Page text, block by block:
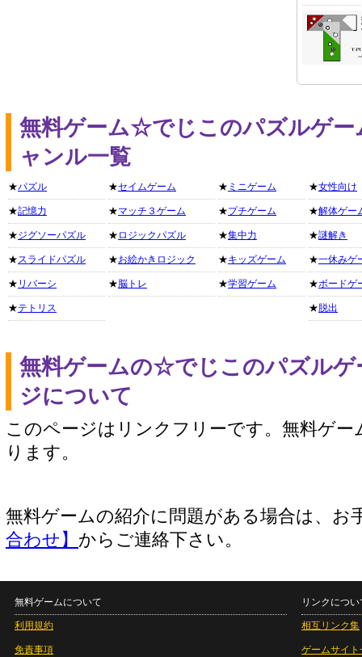
無料ゲーム☆でじこのパズルゲ
ャンル一覧
★パズル
★記憶力
★ジグソーパズル
★スライドパズル
★ リバーシ
★テトリス
★セイムゲーム
★マッチ３ゲーム
★ ロジックパズル
★お絵かきロジック
★脳トレ
★ ミニゲーム
★プチゲーム
★集中力
★キッズゲーム
★学習ゲーム
★女性向け
★解体ゲー
★謎解き
★一休みゲ
★ボードゲ
★ 脱出
無料ゲームの☆でじこのパズル
ジについて
このページはリンクフリーです。無料ゲー
ります。
無料ゲームの紹介に問題がある場合は、お
合わせ】 からご連絡下さい。
無料ゲームについて
利用規約
免責事項
リンクについ
相互リンク集
ゲームサイト